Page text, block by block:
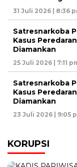
31 Juli 2026 | 8:36
Satresnarkoba
Kasus
Diamankan
25 Juli 2026 | 7:11
Satresnarkoba
Kasus
Diamankan
23 Juli 2026 | 9:05
KORUPSI